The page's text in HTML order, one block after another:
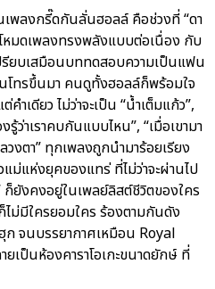
พลงกรี๊ดกันลั่นฮอลล์ คือช่วงที่ “ดา
หมดเพลงทรงพลังแบบต่อเนื่อง กับ
รียบเสมือนบททดสอบความเป็นแฟน
โทรขึ้นมา คนดูทั้งฮอลล์ก็พร้อมใจ
เดียว ไม่ว่าจะเป็น “น้ำเต็มแก้ว”,
าเราคบกันแบบไหน”, “เมื่อเขามา
วงตา” ทุกเพลงถูกนำมาร้อยเรียง
แห่งยุคของแทร่ ที่ไม่ว่าจะผ่านไป
ก็ยังคงอยู่ในเพลย์ลิสต์ชีวิตของใคร
ม่มีใครยอมใคร ร้องตามกันดัง
จนบรรยากาศเหมือน Royal
เป็นห้องคาราโอเกะขนาดยักษ์ ที่